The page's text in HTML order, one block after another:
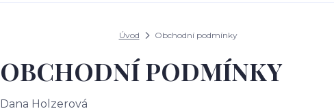
Úvod Obchodní podmínky
OBCHODNÍ PODMÍNKY
Dana Holzerová